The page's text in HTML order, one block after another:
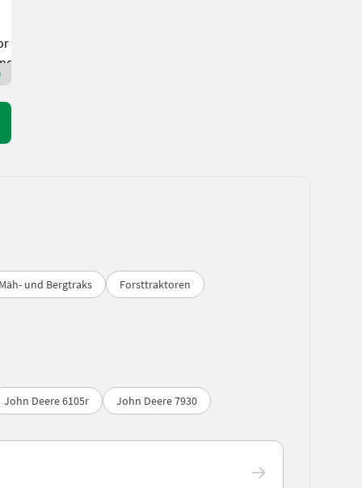
Mäh- und Bergtraks Forsttraktoren
John Deere 6105r John Deere 7930